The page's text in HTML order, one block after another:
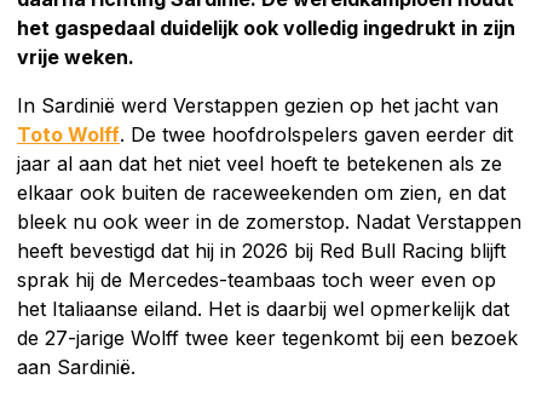
het gaspedaal duidelijk ook volledig ingedrukt in zijn
vrije weken.
In Sardinië werd Verstappen gezien op het jacht van
Toto Wolff. De twee hoofdrolspelers gaven eerder dit
jaar al aan dat het niet veel hoeft te betekenen als ze
elkaar ook buiten de raceweekenden om zien, en dat
bleek nu ook weer in de zomerstop. Nadat Verstappen
heeft bevestigd dat hij in 2026 bij Red Bull Racing blijft
sprak hij de Mercedes-teambaas toch weer even op
het Italiaanse eiland. Het is daarbij wel opmerkelijk dat
de 27-jarige Wolff twee keer tegenkomt bij een bezoek
aan Sardinië.